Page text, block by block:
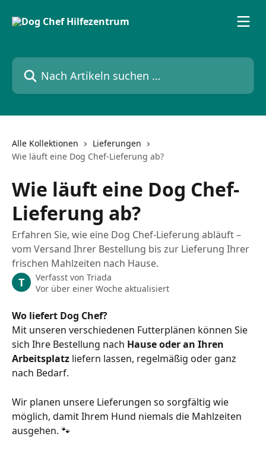
Nach Artikeln suchen …
Alle Kollektionen
Lieferungen
Wie läuft eine Dog Chef-Lieferung ab?
Wie läuft eine Dog Chef-
Lieferung ab?
Erfahren Sie, wie eine Dog Chef-Lieferung abläuft –
vom Versand Ihrer Bestellung bis zur Lieferung Ihrer
frischen Mahlzeiten nach Hause.
T Verfasst von Triada
Vor über einer Woche aktualisiert
Wo liefert Dog Chef?
Mit unseren verschiedenen Futterplänen können Sie
sich Ihre Bestellung nach Hause oder an Ihren
Arbeitsplatz liefern lassen, regelmäßig oder ganz
nach Bedarf.
Wir planen unsere Lieferungen so sorgfältig wie
möglich, damit Ihrem Hund niemals die Mahlzeiten
ausgehen. 🐾